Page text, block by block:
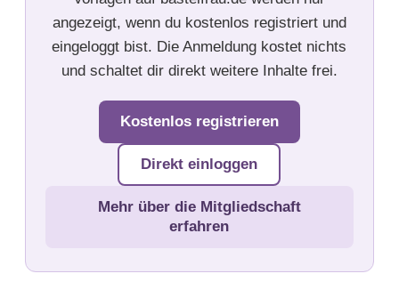
angezeigt, wenn du kostenlos registriert und
eingeloggt bist. Die Anmeldung kostet nichts
und schaltet dir direkt weitere Inhalte frei.
Kostenlos registrieren
Direkt einloggen
Mehr über die Mitgliedschaft
erfahren